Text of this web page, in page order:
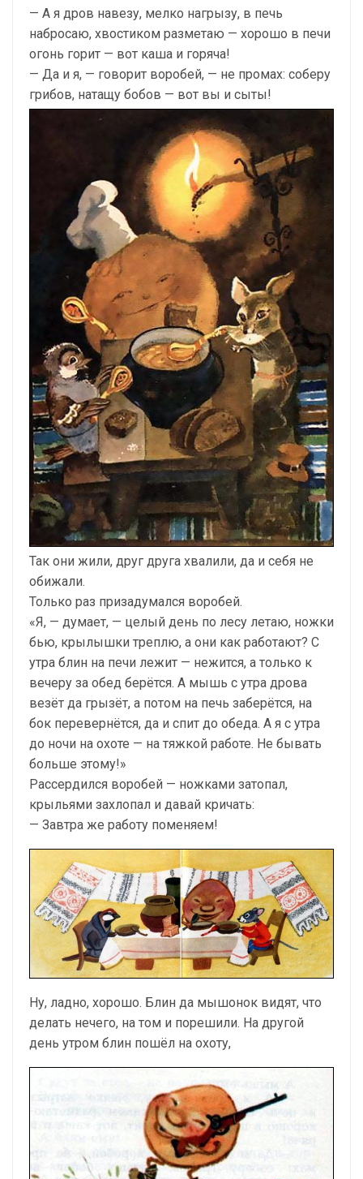
— А я дров навезу, мелко нагрызу, в печь
набросаю, хвостиком разметаю — хорошо в печи
огонь горит — вот каша и горяча!
— Да и я, — говорит воробей, — не промах: соберу
грибов, натащу бобов — вот вы и сыты!
Так они жили, друг друга хвалили, да и себя не
обижали.
Только раз призадумался воробей.
«Я, — думает, — целый день по лесу летаю, ножки
бью, крылышки треплю, а они как работают? С
утра блин на печи лежит — нежится, а только к
вечеру за обед берётся. А мышь с утра дрова
везёт да грызёт, а потом на печь заберётся, на
бок перевернётся, да и спит до обеда. А я с утра
до ночи на охоте — на тяжкой работе. Не бывать
больше этому!»
Рассердился воробей — ножками затопал,
крыльями захлопал и давай кричать:
— Завтра же работу поменяем!
Ну, ладно, хорошо. Блин да мышонок видят, что
делать нечего, на том и порешили. На другой
день утром блин пошёл на охоту,